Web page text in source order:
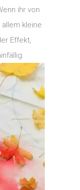
ihr von
kleine
Effekt,